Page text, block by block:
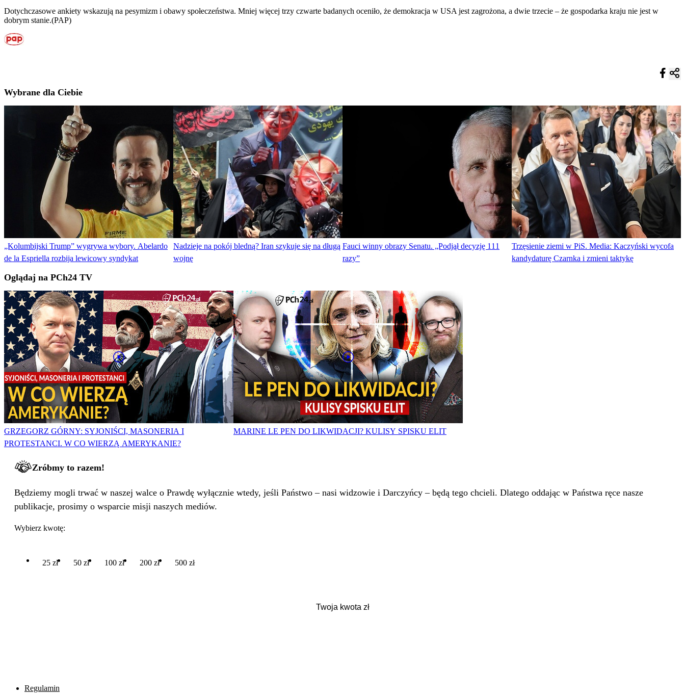
Dotychczasowe ankiety wskazują na pesymizm i obawy społeczeństwa. Mniej więcej trzy czwarte badanych oceniło, że demokracja w USA jest zagrożona, a dwie trzecie – że gospodarka kraju nie jest w
dobrym stanie.(PAP)
Wybrane dla Ciebie
„Kolumbijski Trump” wygrywa wybory. Abelardo
de la Espriella rozbija lewicowy syndykat
Nadzieje na pokój bledną? Iran szykuje się na długą
wojnę
Fauci winny obrazy Senatu. „Podjął decyzję 111
razy”
Trzęsienie ziemi w PiS. Media: Kaczyński wycofa
kandydaturę Czarnka i zmieni taktykę
Oglądaj na PCh24 TV
GRZEGORZ GÓRNY: SYJONIŚCI, MASONERIA I
PROTESTANCI. W CO WIERZĄ AMERYKANIE?
MARINE LE PEN DO LIKWIDACJI? KULISY SPISKU ELIT
Zróbmy to razem!
Będziemy mogli trwać w naszej walce o Prawdę wyłącznie wtedy, jeśli Państwo – nasi widzowie i Darczyńcy – będą tego chcieli. Dlatego oddając w Państwa ręce nasze
publikacje, prosimy o wsparcie misji naszych mediów.
Wybierz kwotę:
25 zł 50 zł 100 zł 200 zł 500 zł
Regulamin